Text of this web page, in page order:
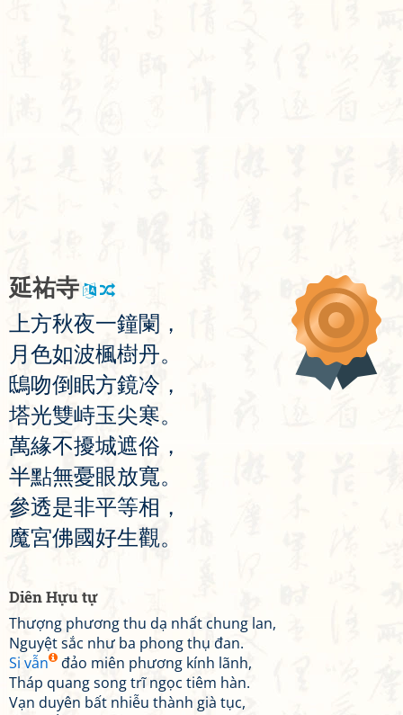
延祐寺
上方秋夜一鐘闌 ，
月 色如波楓樹丹。
鴟吻倒眠方鏡冷 ，
塔光雙峙玉尖寒。
萬緣不擾城遮俗 ，
半點無憂眼放寬。
參透是非平等相 ，
魔宮佛國好生觀。
Diên Hựu tự
Thượng phương thu dạ nhất chung lan,
Nguyệt sắc như ba phong thụ đan.
Si vẫn
đảo miên phương kính lãnh,
Tháp quang song trĩ ngọc tiêm hàn.
Vạn duyên bất nhiễu thành già tục,